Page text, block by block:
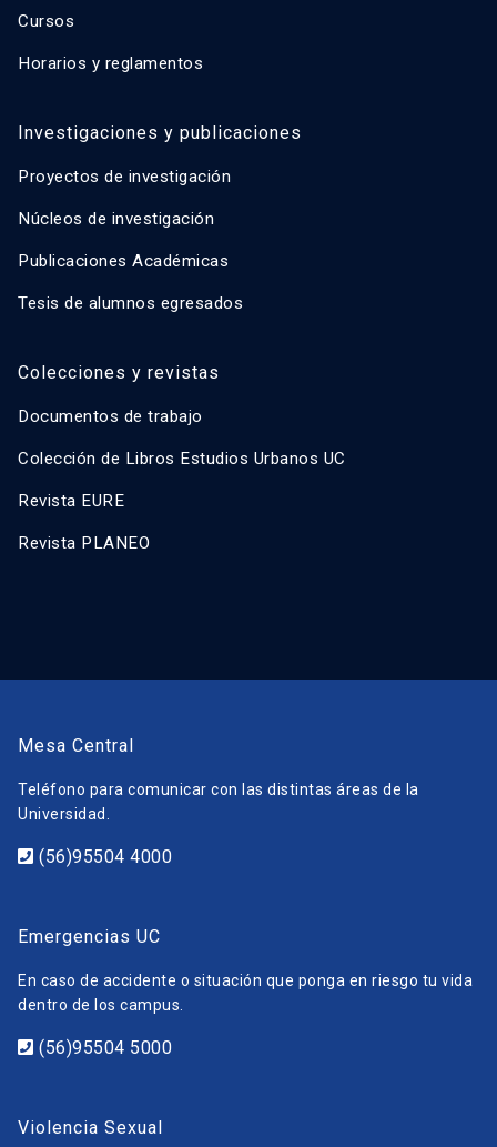
Cursos
Horarios y reglamentos
Investigaciones y publicaciones
Proyectos de investigación
Núcleos de investigación
Publicaciones Académicas
Tesis de alumnos egresados
Colecciones y revistas
Documentos de trabajo
Colección de Libros Estudios Urbanos UC
Revista EURE
Revista PLANEO
Mesa Central
Teléfono para comunicar con las distintas áreas de la
Universidad.
(56)95504 4000
Emergencias UC
En caso de accidente o situación que ponga en riesgo tu vida
dentro de los campus.
(56)95504 5000
Violencia Sexual